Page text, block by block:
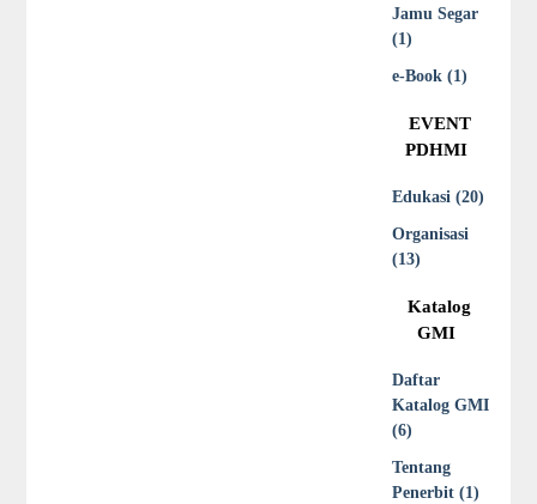
Jamu Segar
(1)
e-Book (1)
EVENT
PDHMI
Edukasi (20)
Organisasi
(13)
Katalog
GMI
Daftar
Katalog GMI
(6)
Tentang
Penerbit (1)